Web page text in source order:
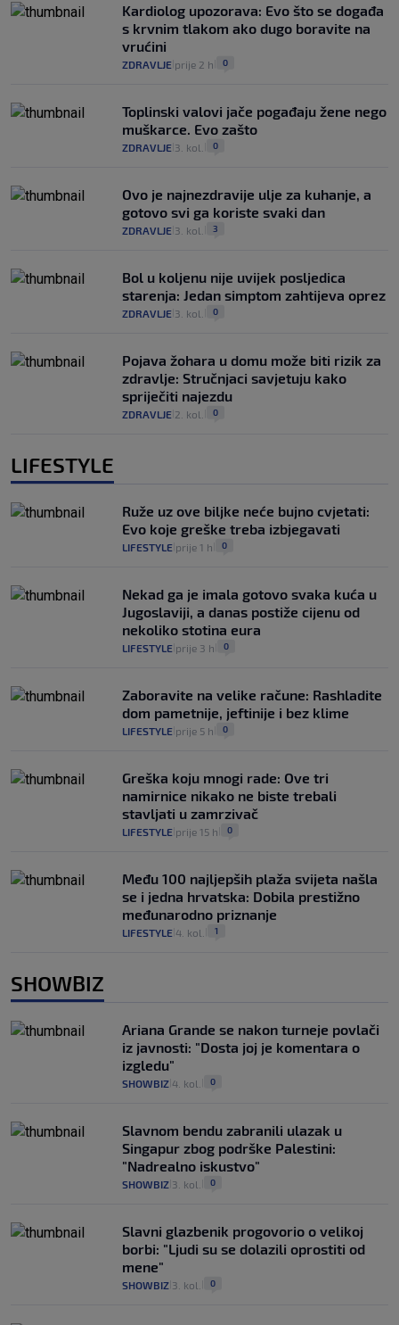
Kardiolog upozorava: Evo što se događa
s krvnim tlakom ako dugo boravite na
vrućini
ZDRAVLJE prije 2 h 0
Toplinski valovi jače pogađaju žene nego
muškarce. Evo zašto
ZDRAVLJE 3. kol. 0
Ovo je najnezdravije ulje za kuhanje, a
gotovo svi ga koriste svaki dan
ZDRAVLJE 3. kol. 3
Bol u koljenu nije uvijek posljedica
starenja: Jedan simptom zahtijeva oprez
ZDRAVLJE 3. kol. 0
Pojava žohara u domu može biti rizik za
zdravlje: Stručnjaci savjetuju kako
spriječiti najezdu
ZDRAVLJE 2. kol. 0
LIFESTYLE
Ruže uz ove biljke neće bujno cvjetati:
Evo koje greške treba izbjegavati
LIFESTYLE prije 1 h 0
Nekad ga je imala gotovo svaka kuća u
Jugoslaviji, a danas postiže cijenu od
nekoliko stotina eura
LIFESTYLE prije 3 h 0
Zaboravite na velike račune: Rashladite
dom pametnije, jeftinije i bez klime
LIFESTYLE prije 5 h 0
Greška koju mnogi rade: Ove tri
namirnice nikako ne biste trebali
stavljati u zamrzivač
LIFESTYLE prije 15 h 0
Među 100 najljepših plaža svijeta našla
se i jedna hrvatska: Dobila prestižno
međunarodno priznanje
LIFESTYLE 4. kol. 1
SHOWBIZ
Ariana Grande se nakon turneje povlači
iz javnosti: "Dosta joj je komentara o
izgledu"
SHOWBIZ 4. kol. 0
Slavnom bendu zabranili ulazak u
Singapur zbog podrške Palestini:
"Nadrealno iskustvo"
SHOWBIZ 3. kol. 0
Slavni glazbenik progovorio o velikoj
borbi: "Ljudi su se dolazili oprostiti od
mene"
SHOWBIZ 3. kol. 0